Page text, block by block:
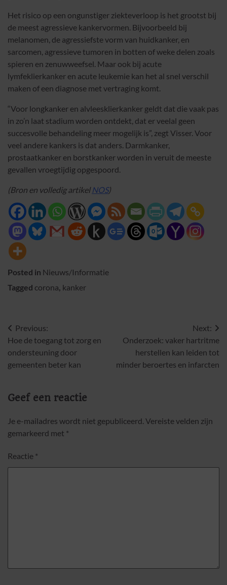
Het risico op een ongunstiger ziekteverloop is het grootst bij
de meest agressieve kankervormen. Bijvoorbeeld bij
melanomen, de agressiefste vorm van huidkanker, en
sarcomen, agressieve tumoren in botten of weke delen zoals
spieren en zenuwweefsel. Maar ook bij acute
lymfeklierkanker en acute leukemie kan het al snel verschil
maken of een diagnose met vertraging komt.
“Voor longkanker en alvleesklierkanker geldt dat die vaak pas
in zo’n laat stadium worden ontdekt, dat er veelal geen
succesvolle behandeling meer mogelijk is”, zegt Visser. Voor
veel andere kankers is dat anders. Darmkanker,
prostaatkanker en borstkanker worden in veruit de meeste
gevallen vroegtijdig opgespoord.
(Bron en volledig artikel NOS)
Posted in Nieuws/Informatie
Tagged corona, kanker
Bericht
navigatie
Previous:
Hoe de toegang tot zorg en
ondersteuning door
gemeenten beter kan
Next:
Onderzoek: vaker hartritme
herstellen kan leiden tot
minder beroertes en infarcten
Geef een reactie
Je e-mailadres wordt niet gepubliceerd. Vereiste velden zijn
gemarkeerd met *
Reactie *